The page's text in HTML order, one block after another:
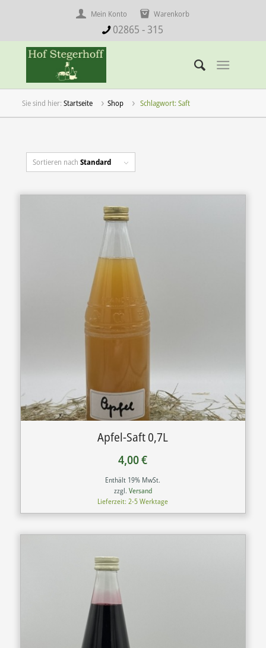
Mein Konto Warenkorb
02865 - 315
Startseite Shop Schlagwort: Saft
Sortieren nach Standard
Apfel-Saft 0,7L
4,00€
Enthält 19% MwSt.
zzgl. Versand
Lieferzeit: 2-5 Werktage